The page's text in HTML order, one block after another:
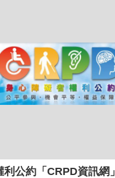
公約「CRPD資訊網」